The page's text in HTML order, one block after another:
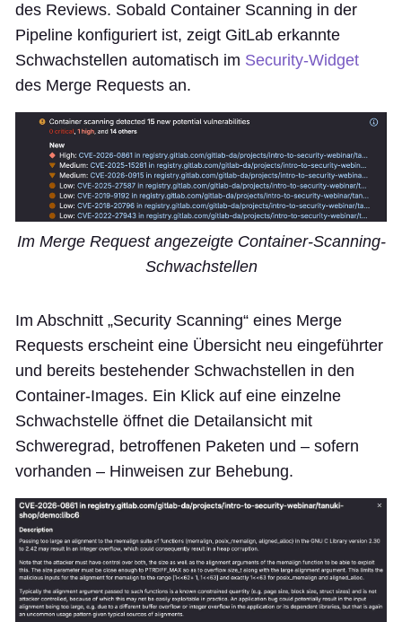
des Reviews. Sobald Container Scanning in der
Pipeline konfiguriert ist, zeigt GitLab erkannte
Schwachstellen automatisch im Security-Widget
des Merge Requests an.
Im Merge Request angezeigte Container-Scanning-
Schwachstellen
Im Abschnitt „Security Scanning“ eines Merge
Requests erscheint eine Übersicht neu eingeführter
und bereits bestehender Schwachstellen in den
Container-Images. Ein Klick auf eine einzelne
Schwachstelle öffnet die Detailansicht mit
Schweregrad, betroffenen Paketen und – sofern
vorhanden – Hinweisen zur Behebung.